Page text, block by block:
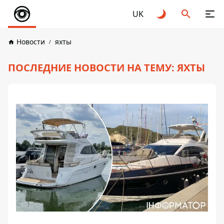
UK
Новости яхты
ПОСЛЕДНИЕ НОВОСТИ НА ТЕМУ: ЯХТЫ